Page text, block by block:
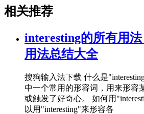
相关推荐
interesting的所有用
用法总结大全
搜狗输入法下载 什么是
中一个常用的形容词，用来形容
或触发了好奇心。 如何用
以用"interesting"来形容各